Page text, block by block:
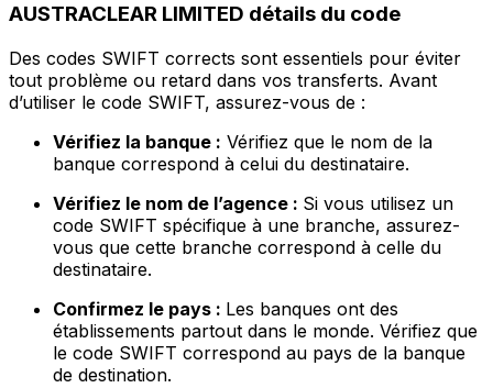
AUSTRACLEAR LIMITED détails du code
Des codes SWIFT corrects sont essentiels pour éviter
tout problème ou retard dans vos transferts. Avant
d’utiliser le code SWIFT, assurez-vous de :
Vérifiez la banque : Vérifiez que le nom de la
banque correspond à celui du destinataire.
Vérifiez le nom de l’agence : Si vous utilisez un
code SWIFT spécifique à une branche, assurez-
vous que cette branche correspond à celle du
destinataire.
Confirmez le pays : Les banques ont des
établissements partout dans le monde. Vérifiez que
le code SWIFT correspond au pays de la banque
de destination.